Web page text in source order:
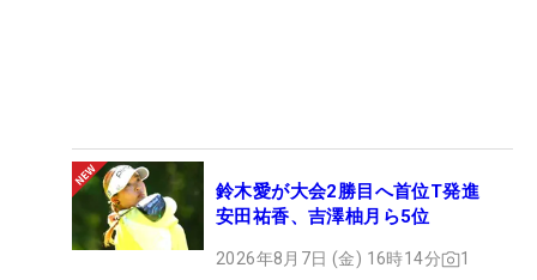
鈴木愛が大会2勝目へ首位T発進
安田祐香、吉澤柚月ら5位
2026年8月7日 (金) 16時14分 1